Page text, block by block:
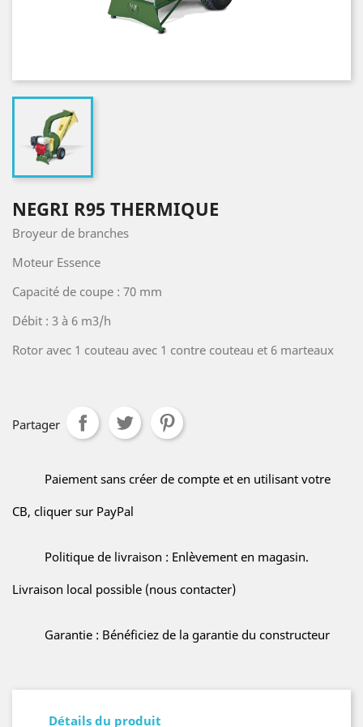
NEGRI R95 THERMIQUE
Broyeur de branches
Moteur Essence
Capacité de coupe : 70 mm
Débit : 3 à 6 m3/h
Rotor avec 1 couteau avec 1 contre couteau et 6 marteaux
Partager
Paiement sans créer de compte et en utilisant votre
CB, cliquer sur PayPal
Politique de livraison : Enlèvement en magasin.
Livraison local possible (nous contacter)
Garantie : Bénéficiez de la garantie du constructeur
Détails du produit